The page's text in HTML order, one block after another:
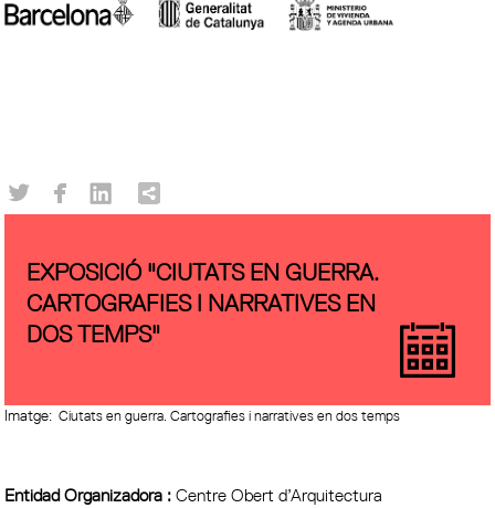
EXPOSICIÓ "CIUTATS EN GUERRA.
CARTOGRAFIES I NARRATIVES EN
DOS TEMPS"
Imatge: Ciutats en guerra. Cartografies i narratives en dos temps
Entidad Organizadora :Centre Obert d’Arquitectura